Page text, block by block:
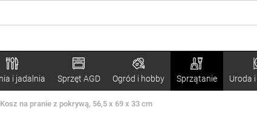
i jadalnia Sprzęt AGD Ogród i hobby Sprzątanie Uroda
na pranie z pokrywą, 56,5 x 69 x 33 cm